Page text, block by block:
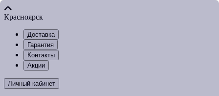
Красноярск
Доставка
Гарантия
Контакты
Акции
Личный кабинет